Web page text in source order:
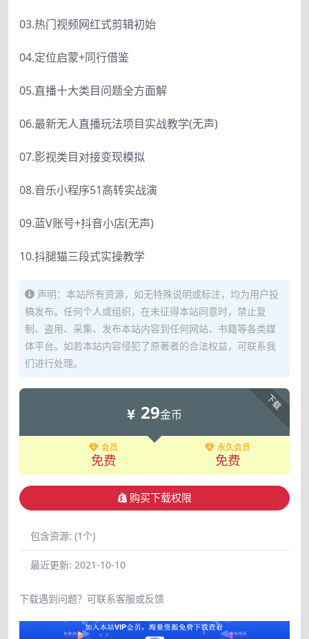
03.热门视频网红式剪辑初始
04.定位启蒙+同行借鉴
05.直播十大类目问题全方面解
06.最新无人直播玩法项目实战教学(无声)
07.影视类目对接变现模拟
08.音乐小程序51高转实战演
09.蓝V账号+抖音小店(无声)
10.抖腿猫三段式实操教学
声明：本站所有资源，如无特殊说明或标注，均为用户投
稿发布。任何个人或组织，在未征得本站同意时，禁止复
制、盗用、采集、发布本站内容到任何网站、书籍等各类媒
体平台。如若本站内容侵犯了原著者的合法权益，可联系我
们进行处理。
下载
29金币
会员
免费
永久会员
免费
购买下载权限
包含资源: (1个)
最近更新: 2021-10-10
下载遇到问题？可联系客服或反馈